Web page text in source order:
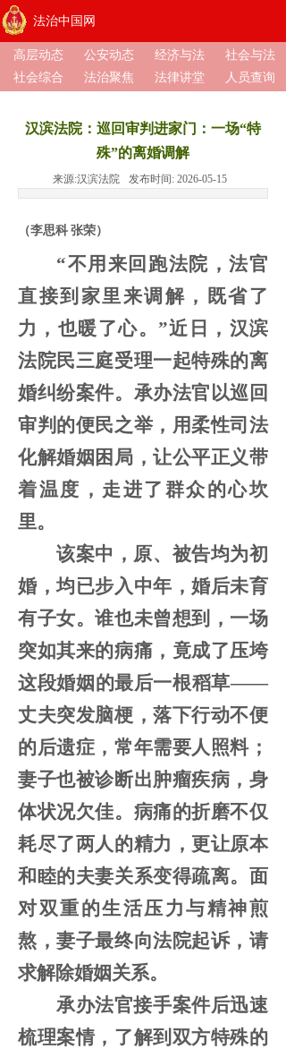
法治中国网
高层动态 公安动态 经济与法
社会与法
社会综合
法治聚焦 法律讲堂 人员查询
汉滨法院：巡回审判进家门：一场“特
殊”的离婚调解
来源:汉滨法院 发布时间: 2026-05-15
（李思科 张荣）
“不用来回跑法院，法官
直接到家里来调解，既省了
力，也暖了心。”近日，汉滨
法院民三庭受理一起特殊的离
婚纠纷案件。承办法官以巡回
审判的便民之举，用柔性司法
化解婚姻困局，让公平正义带
着温度，走进了群众的心坎
里。
该案中，原、被告均为初
婚，均已步入中年，婚后未育
有子女。谁也未曾想到，一场
突如其来的病痛，竟成了压垮
这段婚姻的最后一根稻草——
丈夫突发脑梗，落下行动不便
的后遗症，常年需要人照料；
妻子也被诊断出肿瘤疾病，身
体状况欠佳。病痛的折磨不仅
耗尽了两人的精力，更让原本
和睦的夫妻关系变得疏离。面
对双重的生活压力与精神煎
熬，妻子最终向法院起诉，请
求解除婚姻关系。
承办法官接手案件后迅速
梳理案情，了解到双方特殊的